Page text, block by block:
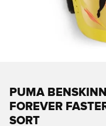
PUMA
FOREVER
SORT